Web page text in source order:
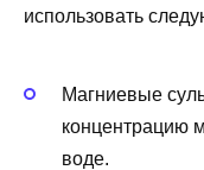
использовать
Магниевые
концентрацию
воде.